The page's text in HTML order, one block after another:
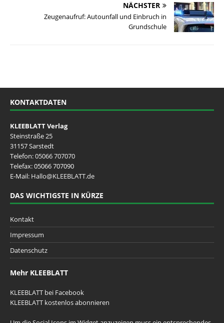
NÄCHSTER
Zeugenaufruf: Autounfall und Einbruch in
Grundschule
KONTAKTDATEN
KLEEBLATT Verlag
Steinstraße 25
31157 Sarstedt
Telefon:05066 707070
Telefax: 05066 707090
E-Mail: Hallo@KLEEBLATT.de
DAS WICHTIGSTE IN KÜRZE
Kontakt
Impressum
Datenschutz
Mehr KLEEBLATT
KLEEBLATT bei Facebook
KLEEBLATT kostenlos abonnieren